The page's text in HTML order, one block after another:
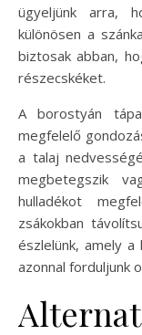
ügyeljünk arra,
különösen a
biztosak abban,
részecskéket.
A borostyán
megfelelő
a talaj
megbetegszik
hulladékot
zsákokban
észlelünk, amely
azonnal forduljunk